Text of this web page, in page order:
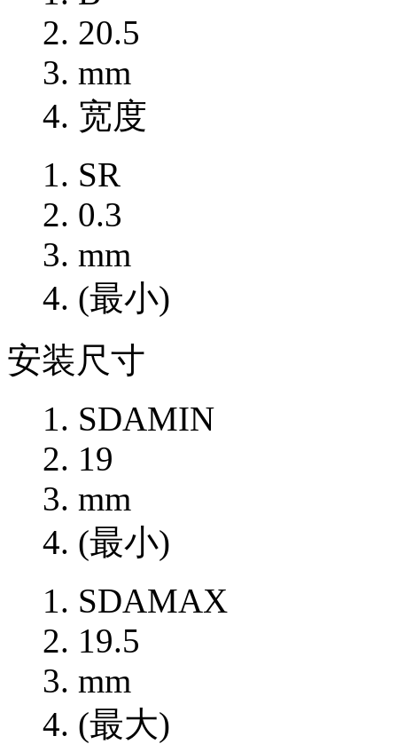
20.5
mm
宽度
SR
0.3
mm
(最小)
安装尺寸
SDAMIN
19
mm
(最小)
SDAMAX
19.5
mm
(最大)